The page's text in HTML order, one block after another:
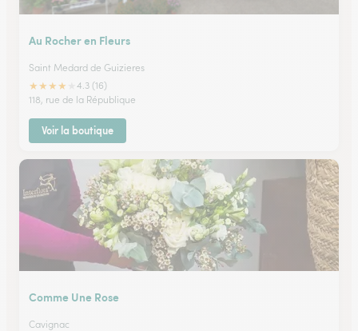
Au Rocher en Fleurs
Saint Medard de Guizieres
★★★★
4.3 (16)
118, rue de la République
Voir la boutique
Comme Une Rose
Cavignac